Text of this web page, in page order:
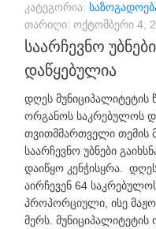
კატეგორია:
თარიღი: ოქტომბერი 4,
საარჩევნო
დაწყებულია
დღეს
ორგანოს საკრებულოს
თვითმმართველი თემის
საარჩევნო უბნები
დაიწყო კენჭისყრა.
აირჩევენ 64
პროპორციული, ისე
მერს.